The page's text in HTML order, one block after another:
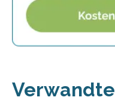
Verwandte